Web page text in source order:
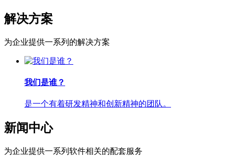
解决方案
为企业提供一系列的解决方案
我们是谁？
是一个有着研发精神和创新精神的团队。
新闻中心
为企业提供一系列软件相关的配套服务